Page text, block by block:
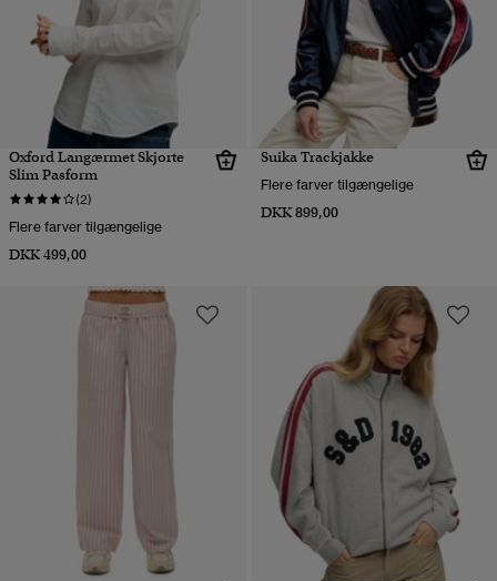
Oxford Langærmet Skjorte
Slim Pasform
(2)
Flere farver tilgængelige
DKK 499,00
Suika Trackjakke
Flere farver tilgængelige
DKK 899,00